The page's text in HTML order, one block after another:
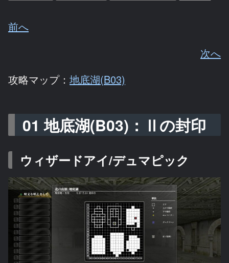
前へ
次へ
攻略マップ： 地底湖(B03)
01 地底湖(B03)：Ⅱの封印
ウィザードアイ/デュマピック